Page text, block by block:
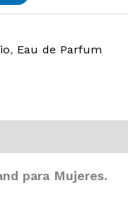
, Eau de Parfum
para Mujeres.